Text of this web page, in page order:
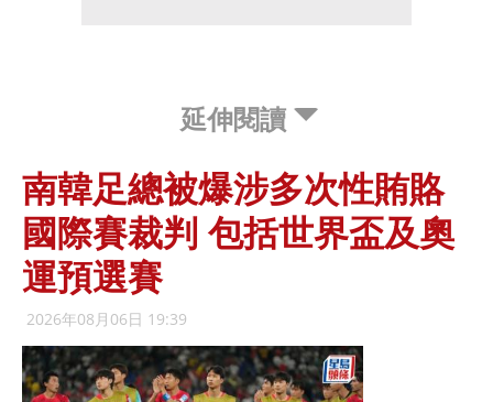
延伸閱讀
南韓足總被爆涉多次性賄賂
國際賽裁判 包括世界盃及奧
運預選賽
2026年08月06日 19:39